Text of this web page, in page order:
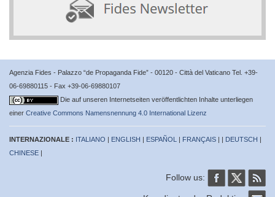
Agenzia Fides - Palazzo “de Propaganda Fide” - 00120 - Città del Vaticano Tel. +39-
06-69880115 - Fax +39-06-69880107
Die auf unseren Internetseiten veröffentlichten Inhalte unterliegen
einer Creative Commons Namensnennung 4.0 International Lizenz
INTERNAZIONALE : ITALIANO | ENGLISH | ESPAÑOL | FRANÇAIS | | DEUTSCH |
CHINESE |
Follow us: